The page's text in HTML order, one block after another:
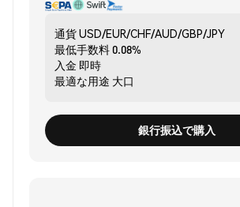
通貨USD/EUR/CHF/AUD/GBP/JPY
最低手数料0.08%
入金 即時
最適な用途 大口
銀行振込で購入